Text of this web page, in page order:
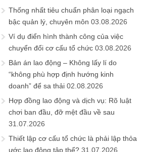
Thống nhất tiêu chuẩn phân loại ngạch
bậc quản lý, chuyên môn 03.08.2026
Ví dụ điển hình thành công của việc
chuyển đổi cơ cấu tổ chức 03.08.2026
Bản án lao động – Không lấy lí do
“không phù hợp định hướng kinh
doanh” để sa thải 02.08.2026
Hợp đồng lao động và dịch vụ: Rõ luật
chơi ban đầu, đỡ mệt đầu về sau
31.07.2026
Thiết lập cơ cấu tổ chức là phải lập thỏa
ước lao động tập thể? 31.07.2026